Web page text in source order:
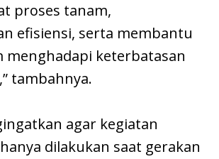
proses tanam,
efisiensi, serta membantu
menghadapi keterbatasan
tambahnya.
agar kegiatan
dilakukan saat gerakan